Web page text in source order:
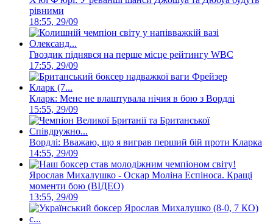
рівними
18:55, 29/09
Гвоздик піднявся на перше місце рейтингу WBC
17:55, 29/09
Кларк: Мене не влаштувала нічия в бою з Вордлі
15:55, 29/09
Вордлі: Вважаю, що я виграв перший бій проти Кларка
14:55, 29/09
Ярослав Михалушко - Оскар Моліна Еспіноса. Кращі
моменти бою (ВІДЕО)
13:55, 29/09